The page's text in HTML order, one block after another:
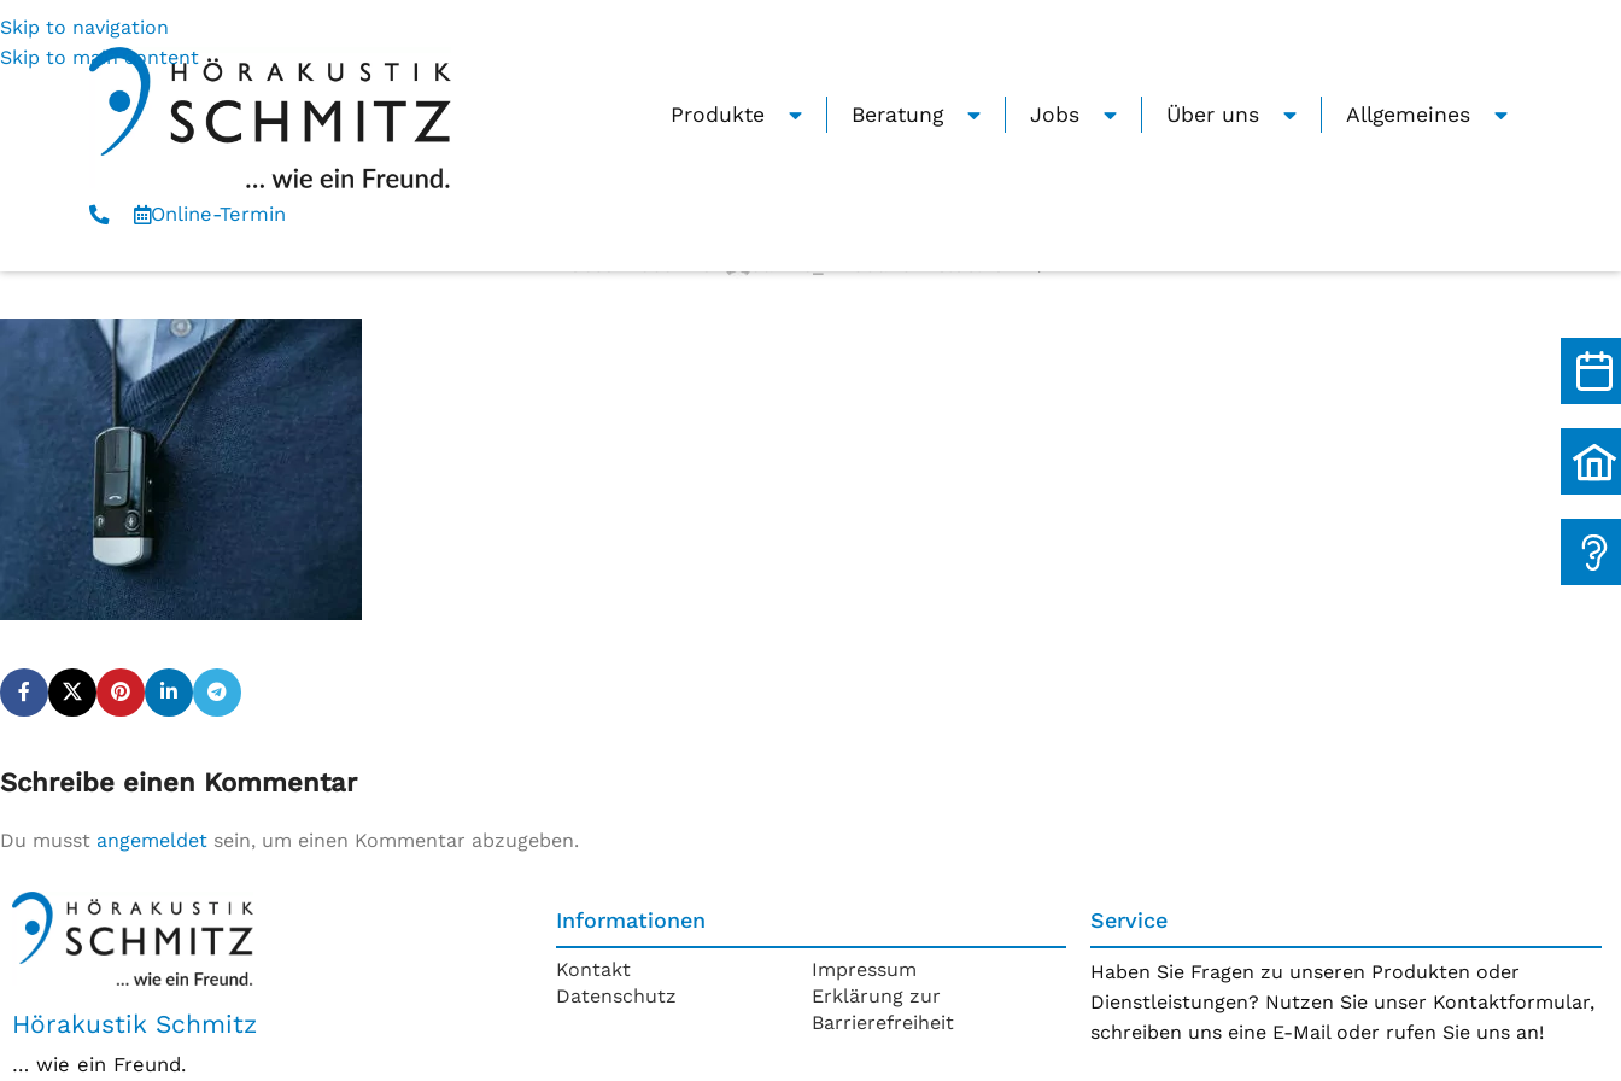
Skip to navigation
Skip to main content
Produkte Beratung Jobs Über uns Allgemeines
Online-Termin
Schreibe einen Kommentar
Du musst angemeldet sein, um einen Kommentar abzugeben.
Hörakustik Schmitz
… wie ein Freund.
Informationen
Kontakt
Datenschutz
Impressum
Erklärung zur
Barrierefreiheit
Service
Haben Sie Fragen zu unseren Produkten oder
Dienstleistungen? Nutzen Sie unser Kontaktformular,
schreiben uns eine E-Mail oder rufen Sie uns an!